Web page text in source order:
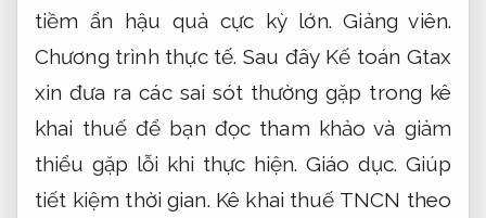
tiềm ẩn hậu quả cực kỳ lớn.Giảng viên.
Chương trình thực tế. Sau đây Kế toán Gtax
xin đưa ra các sai sót thường gặp trong kê
khai thuế để bạn đọc tham khảo và giảm
thiểu gặp lỗi khi thực hiện. Giáo dục. Giúp
tiết kiệm thời gian. Kê khai thuế TNCN theo